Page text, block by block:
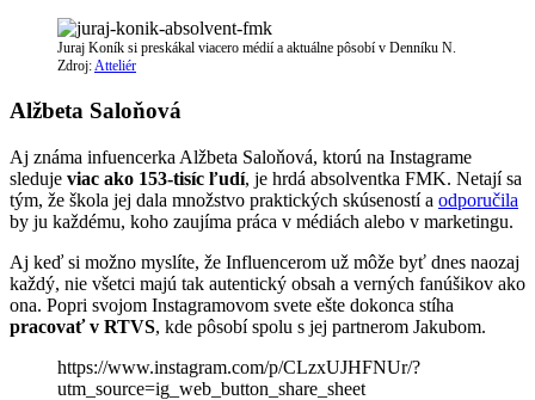
Juraj Koník si preskákal viacero médií a aktuálne pôsobí v Denníku N.
Zdroj:Atteliér
Alžbeta Saloňová
Aj známa infuencerka Alžbeta Saloňová, ktorú na Instagrame
sleduje viac ako 153-tisíc ľudí, je hrdá absolventka FMK. Netají sa
tým, že škola jej dala množstvo praktických skúseností a odporučila
by ju každému, koho zaujíma práca v médiách alebo v marketingu.
Aj keď si možno myslíte, že Influencerom už môže byť dnes naozaj
každý, nie všetci majú tak autentický obsah a verných fanúšikov ako
ona. Popri svojom Instagramovom svete ešte dokonca stíha
pracovať v RTVS, kde pôsobí spolu s jej partnerom Jakubom.
https://www.instagram.com/p/CLzxUJHFNUr/?
utm_source=ig_web_button_share_sheet